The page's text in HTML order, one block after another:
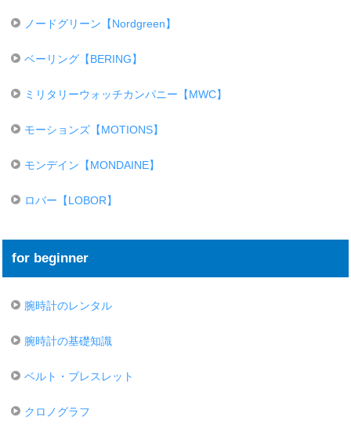
ノードグリーン【Nordgreen】
ベーリング【BERING】
ミリタリーウォッチカンパニー【MWC】
モーションズ【MOTIONS】
モンデイン【MONDAINE】
ロバー【LOBOR】
for beginner
腕時計のレンタル
腕時計の基礎知識
ベルト・ブレスレット
クロノグラフ